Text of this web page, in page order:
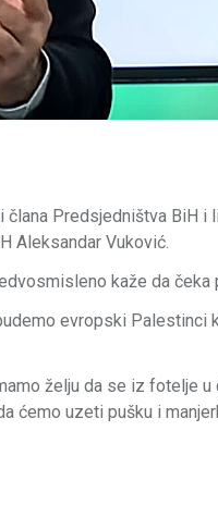
Predsjedništva BiH
Aleksandar Vuković.
kaže da čeka
evropski Palestinci
želju da se iz fotelje
ćemo uzeti pušku i